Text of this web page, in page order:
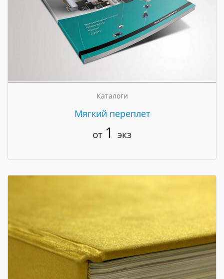
Каталоги
Мягкий переплет
от 1 экз